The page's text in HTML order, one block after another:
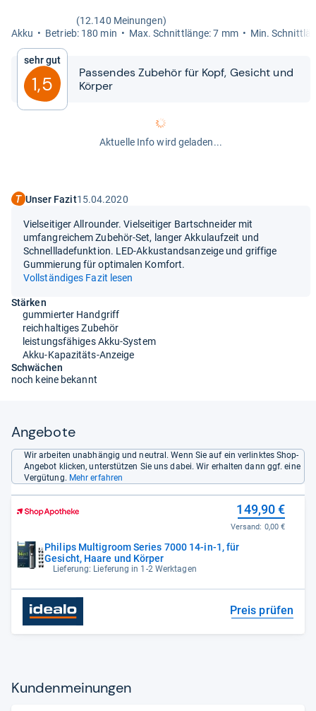
(12.140 Meinungen)
Akku
Betrieb: 180 min Max. Schnitt­länge: 7 mm Min.
Sehr gut
1,5
Pas­sen­des Zube­hör für Kopf, Gesicht und
Kör­per
Aktuelle Info wird geladen...
Unser Fazit15.04.2020
Vielseitiger Allrounder. Vielseitiger Bartschneider mit
umfangreichem Zubehör-Set, langer Akkulaufzeit und
Schnellladefunktion. LED-Akkustandsanzeige und griffige
Gummierung für optimalen Komfort.
Vollständiges Fazit lesen
Stärken
gummierter Handgriff
reichhaltiges Zubehör
leistungsfähiges Akku-System
Akku-Kapazitäts-Anzeige
Schwächen
noch keine bekannt
Angebote
Wir arbeiten unabhängig und neutral. Wenn Sie auf ein verlinktes Shop-
Angebot klicken, unterstützen Sie uns dabei. Wir erhalten dann ggf. eine
Vergütung. Mehr erfahren
Philips Multigroom Series 7000 14-in-1, für
Gesicht, Haare und Körper
Lieferung: Lieferung in 1-2 Werktagen
149,90 €
Versand: 0,00 €
Preis prüfen
Kun­den­mei­nun­gen